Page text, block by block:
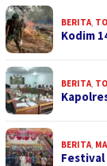
BERITA
Kodim
BERITA
BERITA